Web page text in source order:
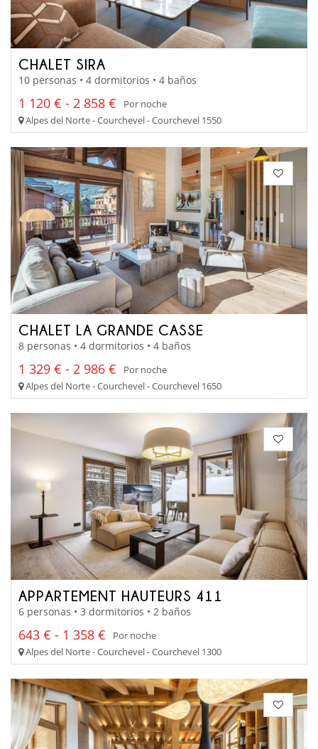
CHALET SIRA
10 personas • 4 dormitorios • 4 baños
1 120 € - 2 858 €
Por noche
Alpes del Norte - Courchevel - Courchevel 1550
CHALET LA GRANDE CASSE
8 personas • 4 dormitorios • 4 baños
1 329 € - 2 986 €
Por noche
Alpes del Norte - Courchevel - Courchevel 1650
APPARTEMENT HAUTEURS 411
6 personas • 3 dormitorios • 2 baños
643 € - 1 358 €
Por noche
Alpes del Norte - Courchevel - Courchevel 1300